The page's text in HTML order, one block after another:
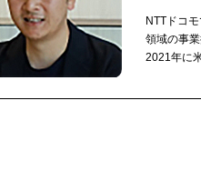
NTTドコ
領域の事業
2021年に